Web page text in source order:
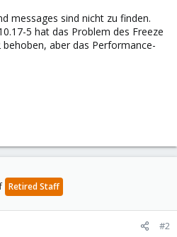
messages sind nicht zu finden.
5 hat das Problem des Freeze
aber das Performance-
Retired Staff
#2